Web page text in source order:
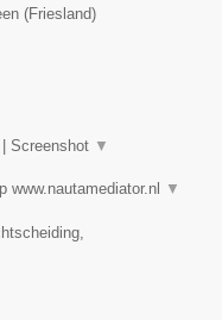
(Friesland)
Screenshot ▼
www.nautamediator.nl ▼